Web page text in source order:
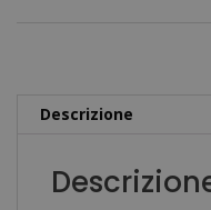
Calcio
Master
Descrizione